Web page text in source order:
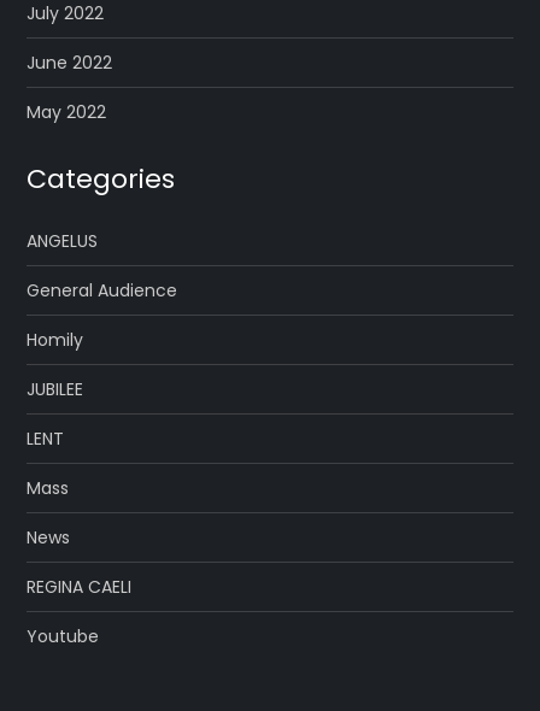
July 2022
June 2022
May 2022
Categories
ANGELUS
General Audience
Homily
JUBILEE
LENT
Mass
News
REGINA CAELI
Youtube